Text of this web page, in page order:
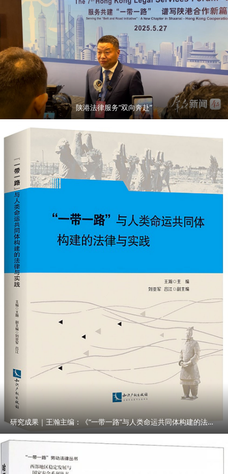
陕港法律服务“双向奔赴”
研究成果｜王瀚主编：《“一带一路”与人类命运共同体构建的法律与实践》